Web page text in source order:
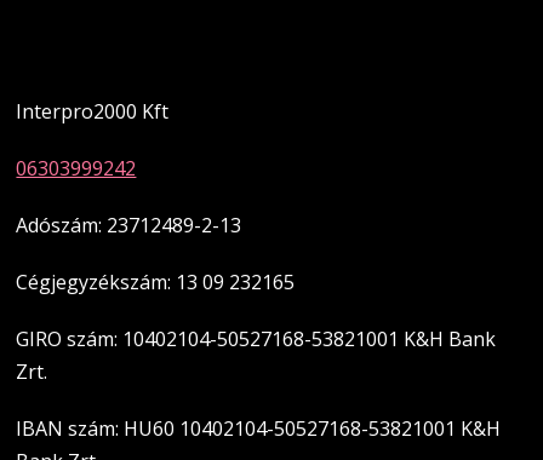
Interpro2000 Kft
06303999242
Adószám: 23712489-2-13
Cégjegyzékszám: 13 09 232165
GIRO szám: 10402104-50527168-53821001 K&H Bank
Zrt.
IBAN szám: HU60 10402104-50527168-53821001 K&H